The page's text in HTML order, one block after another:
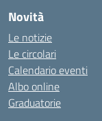
Novità
Le notizie
Le circolari
Calendario eventi
Albo online
Graduatorie